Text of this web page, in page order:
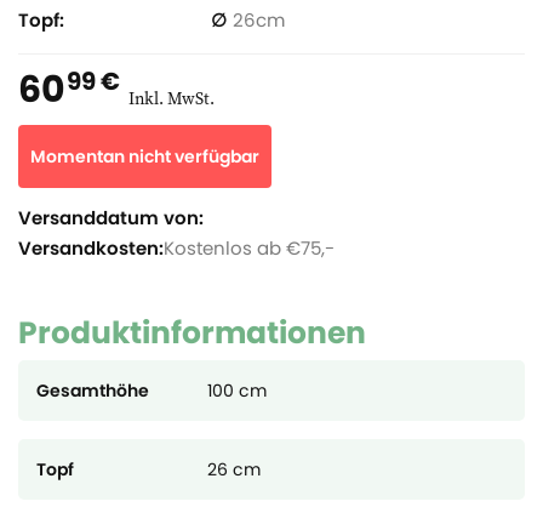
Topf
26
6099 € Inkl. MwSt.
Momentan nicht verfügbar
Versanddatum von:
Versandkosten:Kostenlos ab €75,-
Produktinformationen
Gesamthöhe 100 cm
Topf 26 cm